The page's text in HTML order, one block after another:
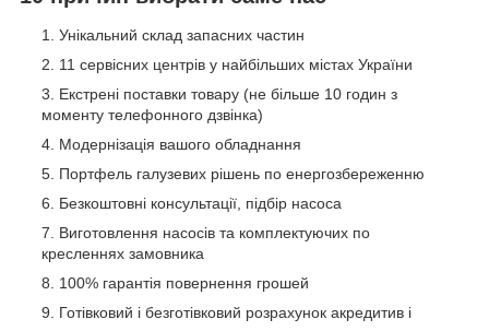
Унікальний склад запасних частин
11 сервісних центрів у найбільших містах України
Екстрені поставки товару (не більше 10 годин з
моменту телефонного дзвінка)
Модернізація вашого обладнання
Портфель галузевих рішень по енергозбереженню
Безкоштовні консультації, підбір насоса
Виготовлення насосів та комплектуючих по
кресленнях замовника
100% гарантія повернення грошей
Готівковий і безготівковий розрахунок акредитив і